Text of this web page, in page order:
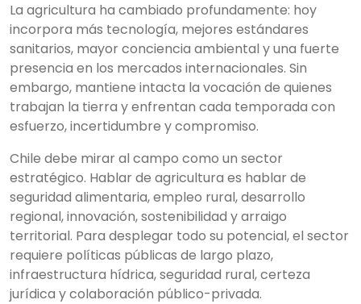
La agricultura ha cambiado profundamente: hoy
incorpora más tecnología, mejores estándares
sanitarios, mayor conciencia ambiental y una fuerte
presencia en los mercados internacionales. Sin
embargo, mantiene intacta la vocación de quienes
trabajan la tierra y enfrentan cada temporada con
esfuerzo, incertidumbre y compromiso.
Chile debe mirar al campo como un sector
estratégico. Hablar de agricultura es hablar de
seguridad alimentaria, empleo rural, desarrollo
regional, innovación, sostenibilidad y arraigo
territorial. Para desplegar todo su potencial, el sector
requiere políticas públicas de largo plazo,
infraestructura hídrica, seguridad rural, certeza
jurídica y colaboración público-privada.